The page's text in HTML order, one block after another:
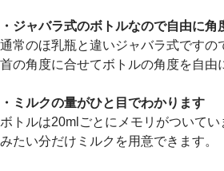
・ジャバラ式のボトルなので自由に
通常のほ乳瓶と違いジャバラ式ですの
首の角度に合せてボトルの角度を自由
・ミルクの量がひと目でわかります
ボトルは20mlごとにメモリがついて
みたい分だけミルクを用意できます。